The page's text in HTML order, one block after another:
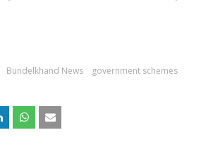
Bundelkhand News
government schemes